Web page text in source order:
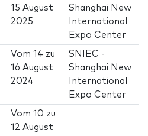
15 August
2025
Shanghai New
International
Expo Center
Vom14 zu
16 August
2024
SNIEC -
Shanghai New
International
Expo Center
Vom10 zu
12 August